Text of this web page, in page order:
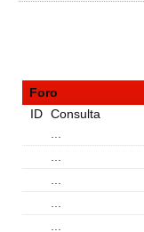
Foro
ID Consulta